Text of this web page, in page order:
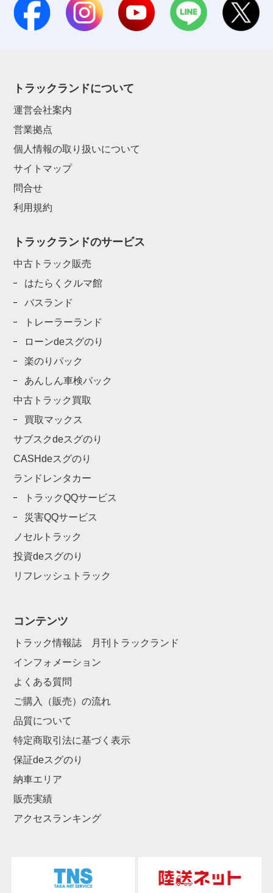
トラックランドについて
運営会社案内
営業拠点
個人情報の取り扱いについて
サイトマップ
問合せ
利用規約
トラックランドのサービス
中古トラック販売
はたらくクルマ館
バスランド
トレーラーランド
ローンdeスグのり
楽のりパック
あんしん車検パック
中古トラック買取
買取マックス
サブスクdeスグのり
CASHdeスグのり
ランドレンタカー
トラックQQサービス
災害QQサービス
ノセルトラック
投資deスグのり
リフレッシュトラック
コンテンツ
トラック情報誌 月刊トラックランド
インフォメーション
よくある質問
ご購入（販売）の流れ
品質について
特定商取引法に基づく表示
保証deスグのり
納車エリア
販売実績
アクセスランキング